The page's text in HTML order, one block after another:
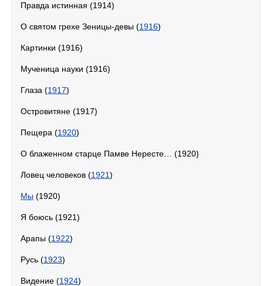
Правда истинная (1914)
О святом грехе Зеницы-девы (1916)
Картинки (1916)
Мученица науки (1916)
Глаза (1917)
Островитяне (1917)
Пещера (1920)
О блаженном старце Памве Нересте… (1920)
Ловец человеков (1921)
Мы (1920)
Я боюсь (1921)
Арапы (1922)
Русь (1923)
Видение (1924)